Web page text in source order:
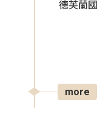
德芙蘭
more